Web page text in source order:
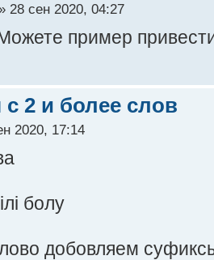
28 сен 2020, 04:27
пример
с 2 и более слов
2020, 17:14
болу
добовляем